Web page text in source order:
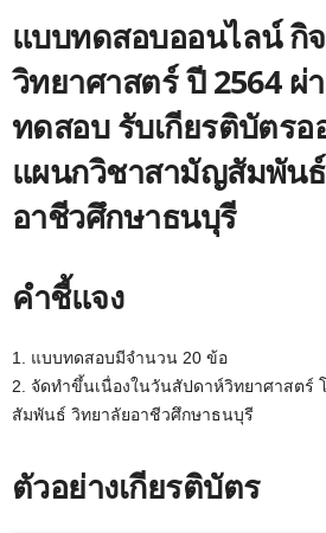
แบบทดสอบออนไลน์ กิ
วิทยาศาสตร์ ปี 2564
ทดสอบ รับเกียรติบัตร
แผนกวิชาสามัญสัมพัน
อาชีวศึกษาธนบุรี
คำชี้แจง
1. แบบทดสอบมีจำนวน 20 ข้อ
2. จัดทำขึ้นเนื่องในวันสัปดาห์วิทยาศาสตร์
สัมพันธ์ วิทยาลัยอาชีวศึกษาธนบุรี
ตัวอย่างเกียรติบัตร